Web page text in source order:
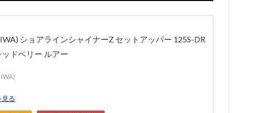
ショアラインシャイナーZ セットアッパー 125S-DR
ドベリー ルアー
見る